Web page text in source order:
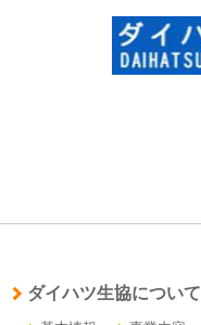
ダイハツ生協について